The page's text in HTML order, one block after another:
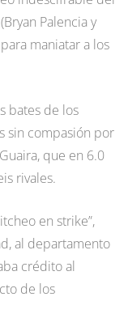
Palencia y
maniatar a los
bates de los
sin compasión por
que en 6.0
rivales.
en strike”,
al departamento
crédito al
de los